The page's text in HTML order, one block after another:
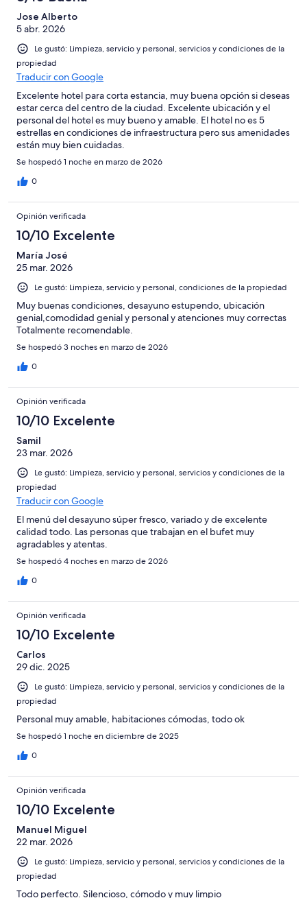
opiniones
de
1004
opiniones
Jose Alberto
5 abr. 2026
Le gustó: Limpieza, servicio y personal, servicios y condiciones de la
propiedad
Traducir con Google
Excelente hotel para corta estancia, muy buena opción si deseas
estar cerca del centro de la ciudad. Excelente ubicación y el
personal del hotel es muy bueno y amable. El hotel no es 5
estrellas en condiciones de infraestructura pero sus amenidades
están muy bien cuidadas.
Se hospedó 1 noche en marzo de 2026
0
Opinión verificada
10/10 Excelente
María José
25 mar. 2026
Le gustó: Limpieza, servicio y personal, condiciones de la propiedad
Muy buenas condiciones, desayuno estupendo, ubicación
genial,comodidad genial y personal y atenciones muy correctas
Totalmente recomendable.
Se hospedó 3 noches en marzo de 2026
0
Opinión verificada
10/10 Excelente
Samil
23 mar. 2026
Le gustó: Limpieza, servicio y personal, servicios y condiciones de la
propiedad
Traducir con Google
El menú del desayuno súper fresco, variado y de excelente
calidad todo. Las personas que trabajan en el bufet muy
agradables y atentas.
Se hospedó 4 noches en marzo de 2026
0
Opinión verificada
10/10 Excelente
Carlos
29 dic. 2025
Le gustó: Limpieza, servicio y personal, servicios y condiciones de la
propiedad
Personal muy amable, habitaciones cómodas, todo ok
Se hospedó 1 noche en diciembre de 2025
0
Opinión verificada
10/10 Excelente
Manuel Miguel
22 mar. 2026
Le gustó: Limpieza, servicio y personal, servicios y condiciones de la
propiedad
Todo perfecto. Silencioso, cómodo y muy limpio